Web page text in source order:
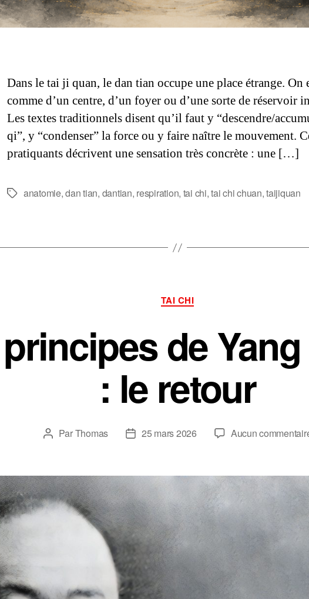
Dans le tai ji quan, le dan tian occupe une place étrange. On
comme d’un centre, d’un foyer ou d’une sorte de réservoir
Les textes traditionnels disent qu’il faut y “descendre/
qi”, y “condenser” la force ou y faire naître le mouvement.
pratiquants décrivent une sensation très concrète : une […]
Étiquettes
anatomie,dan tian, dantian, respiration, tai chi,tai chi chuan,taijiquan
Catégories
TAI CHI
de
: le retour
Auteur
ParThomas
Date25 mars 2026 Aucun